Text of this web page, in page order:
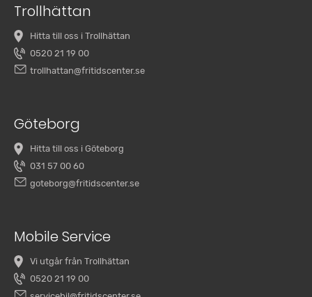
Trollhättan
Hitta till oss i Trollhättan
0520 21 19 00
trollhattan@fritidscenter.se
Göteborg
Hitta till oss i Göteborg
031 57 00 60
goteborg@fritidscenter.se
Mobile Service
Vi utgår från Trollhättan
0520 21 19 00